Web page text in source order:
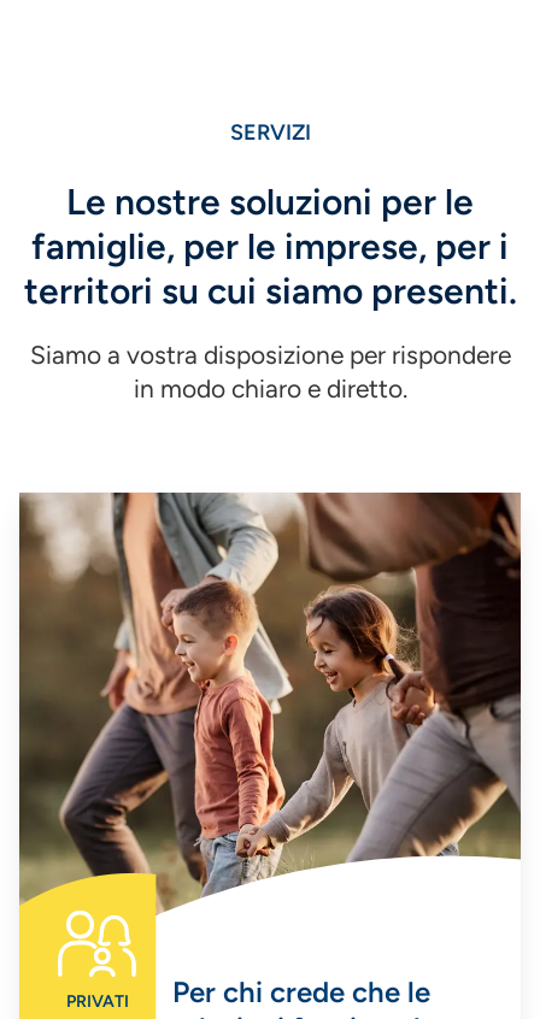
SERVIZI
Le nostre soluzioni per le
famiglie, per le imprese, per i
territori su cui siamo presenti.
Siamo a vostra disposizione per rispondere
in modo chiaro e diretto.
PRIVATI
Per chi crede che le